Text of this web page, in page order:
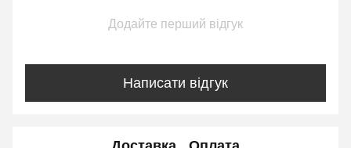
Додайте перший відгук
Написати відгук